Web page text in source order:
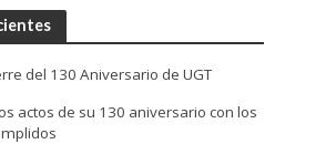
del 130 Aniversario de UGT
actos de su 130 aniversario con los